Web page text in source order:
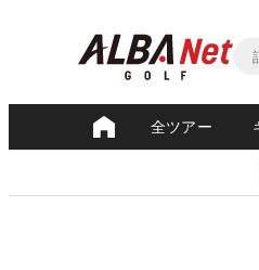
全ツアー